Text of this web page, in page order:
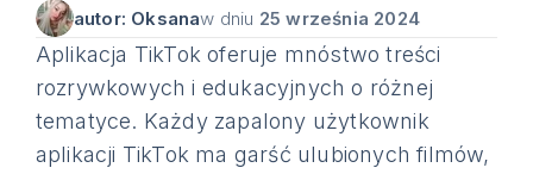
autor: Oksanaw dniu 25 września 2024
Aplikacja TikTok oferuje mnóstwo treści
rozrywkowych i edukacyjnych o różnej
tematyce. Każdy zapalony użytkownik
aplikacji TikTok ma garść ulubionych filmów,